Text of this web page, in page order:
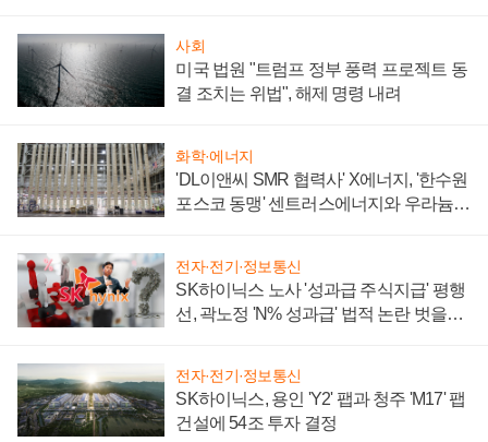
사회
미국 법원 "트럼프 정부 풍력 프로젝트 동
결 조치는 위법", 해제 명령 내려
화학·에너지
'DL이앤씨 SMR 협력사' X에너지, '한수원
포스코 동맹' 센트러스에너지와 우라늄
전자·전기·정보통신
SK하이닉스 노사 '성과급 주식지급' 평행
선, 곽노정 'N% 성과급' 법적 논란 벗을지
전자·전기·정보통신
SK하이닉스, 용인 'Y2' 팹과 청주 'M17' 팹
건설에 54조 투자 결정